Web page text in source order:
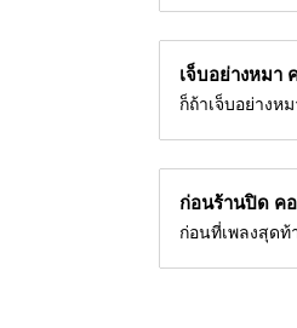
เจ็บอย่างหมา
ก็ถ้าเจ็บอย่างห
ก่อนร้านปิด ค
ก่อนที่เพลงสุดท้